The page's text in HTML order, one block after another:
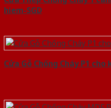
hiem-SGD
Cửa Gỗ Chống Cháy P1 cho